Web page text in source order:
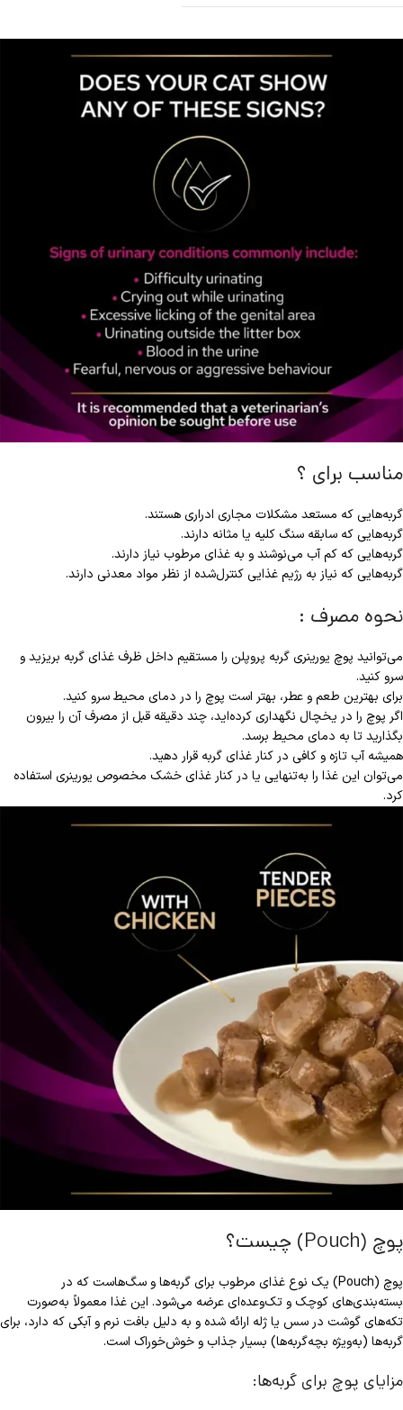
مناسب برای ؟
گربه‌هایی که مستعد مشکلات مجاری ادراری هستند.
گربه‌هایی که سابقه سنگ کلیه یا مثانه دارند.
گربه‌هایی که کم آب می‌نوشند و به غذای مرطوب نیاز دارند.
گربه‌هایی که نیاز به رژیم غذایی کنترل‌شده از نظر مواد معدنی دارند.
نحوه مصرف :
می‌توانید پوچ یورینری گربه پروپلن را مستقیم داخل ظرف غذای گربه بریزید و
سرو کنید.
برای بهترین طعم و عطر، بهتر است پوچ را در دمای محیط سرو کنید.
اگر پوچ را در یخچال نگهداری کرده‌اید، چند دقیقه قبل از مصرف آن را بیرون
بگذارید تا به دمای محیط برسد.
همیشه آب تازه و کافی در کنار غذای گربه قرار دهید.
می‌توان این غذا را به‌تنهایی یا در کنار غذای خشک مخصوص یورینری استفاده
کرد.
پوچ (Pouch) چیست؟
پوچ (Pouch) یک نوع غذای مرطوب برای گربه‌ها و سگ‌هاست که در
بسته‌بندی‌های کوچک و تک‌وعده‌ای عرضه می‌شود. این غذا معمولاً به‌صورت
تکه‌های گوشت در سس یا ژله ارائه شده و به دلیل بافت نرم و آبکی که دارد، برای
گربه‌ها (به‌ویژه بچه‌گربه‌ها) بسیار جذاب و خوش‌خوراک است.
مزایای پوچ برای گربه‌ها: